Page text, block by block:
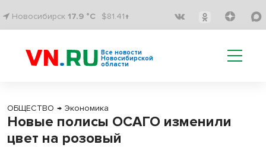
Новосибирск 17.9 °C $81.41↑
Все новости
Новосибирской
области
ОБЩЕСТВО → Экономика
Новые полисы ОСАГО изменили
цвет на розовый